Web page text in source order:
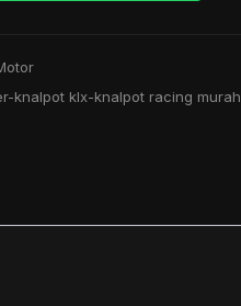
knalpot klx-knalpot racing murah